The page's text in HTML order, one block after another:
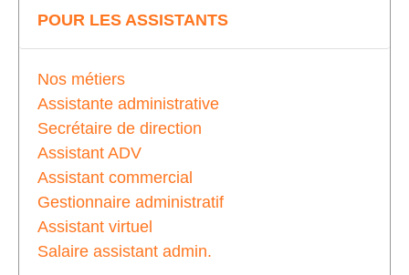
POUR LES ASSISTANTS
Nos métiers
Assistante administrative
Secrétaire de direction
Assistant ADV
Assistant commercial
Gestionnaire administratif
Assistant virtuel
Salaire assistant admin.